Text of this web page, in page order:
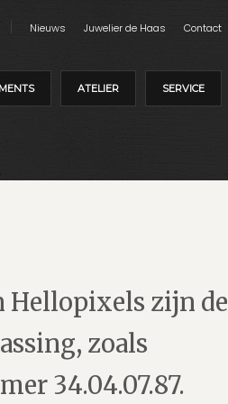
Nieuws Juwelier de Haas Contact
ATELIER SERVICE
Hellopixels zijn de
zoals
34.04.07.87.